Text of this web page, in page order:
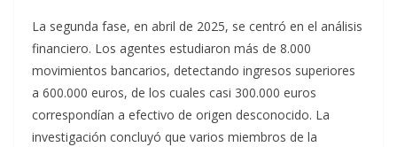
La segunda fase, en abril de 2025, se centró en el análisis
financiero. Los agentes estudiaron más de 8.000
movimientos bancarios, detectando ingresos superiores
a 600.000 euros, de los cuales casi 300.000 euros
correspondían a efectivo de origen desconocido. La
investigación concluyó que varios miembros de la